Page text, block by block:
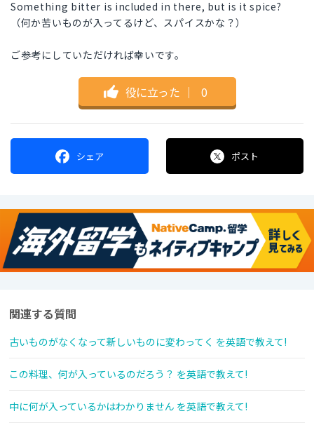
Something bitter is included in there, but is it spice?
（何か苦いものが入ってるけど、スパイスかな？）
ご参考にしていただければ幸いです。
役に立った ｜ 0
シェア ポスト
関連する質問
古いものがなくなって新しいものに変わってく を英語で教えて!
この料理、何が入っているのだろう？ を英語で教えて!
中に何が入っているかはわかりません を英語で教えて!